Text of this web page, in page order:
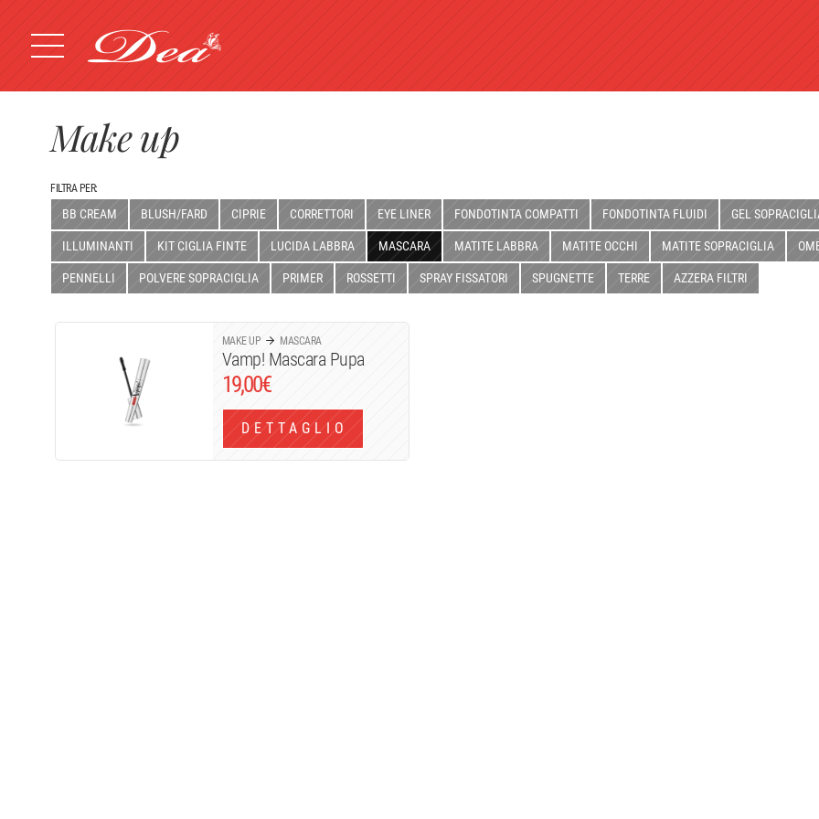
Make up
FILTRA PER:
BB CREAM BLUSH/FARD CIPRIE CORRETTORI EYE LINER FONDOTINTA COMPATTI FONDOTINTA FLUIDI GEL
ILLUMINANTI KIT CIGLIA FINTE LUCIDA LABBRA MASCARA MATITE LABBRA MATITE OCCHI MATITE SOPRACIGLIA
PENNELLI POLVERE SOPRACIGLIA PRIMER ROSSETTI SPRAY FISSATORI SPUGNETTE TERRE AZZERA FILTRI
MAKE UP MASCARA
Vamp! Mascara Pupa
19,00€
DETTAGLIO